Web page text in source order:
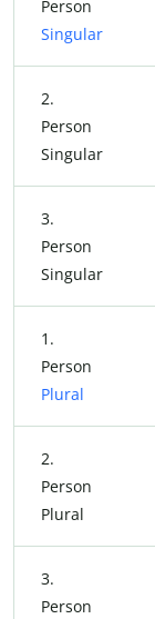
Person
Singular
2.
Person
Singular
3.
Person
Singular
1.
Person
Plural
2.
Person
Plural
3.
Person